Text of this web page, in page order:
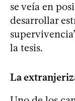
se veía en
desarrollar
la tesis.
La